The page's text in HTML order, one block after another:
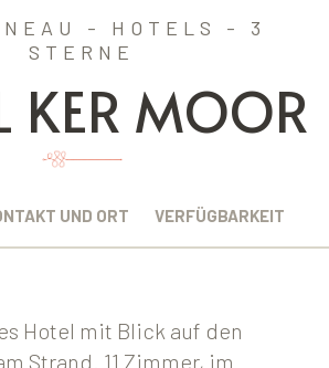
- HOTELS - 3
STERNE
KER MOOR
UND ORT VERFÜGBARKEIT
Hotel mit Blick auf den
Strand. 11 Zimmer, im